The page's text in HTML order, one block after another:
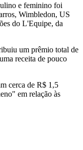
e feminino foi
Wimbledon, US
do L'Equipe, da
um prêmio total de
receita de pouco
cerca de R$ 1,5
em relação às